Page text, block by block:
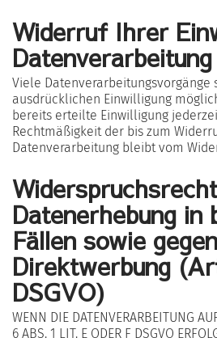
Widerruf Ihrer
Datenverarbeitung
Viele
ausdrücklichen Einwilligung
bereits erteilte Einwilligung
Rechtmäßigkeit der bis zum
Datenverarbeitung bleibt vom
Datenerhebung in
Fällen sowie gegen
Direktwerbung
DSGVO)
WENN DIE DATENVERARBEITUNG
6 ABS. 1 LIT. E ODER F DSGVO